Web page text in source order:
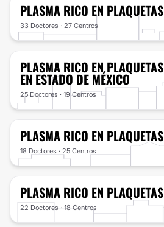
PLASMA RICO EN PLAQUETAS
33 Doctores · 27 Centros
PLASMA RICO EN PLAQUETAS
EN ESTADO DE MÉXICO
25 Doctores · 19 Centros
PLASMA RICO EN PLAQUETAS
18 Doctores · 25 Centros
PLASMA RICO EN PLAQUETAS
22 Doctores · 18 Centros